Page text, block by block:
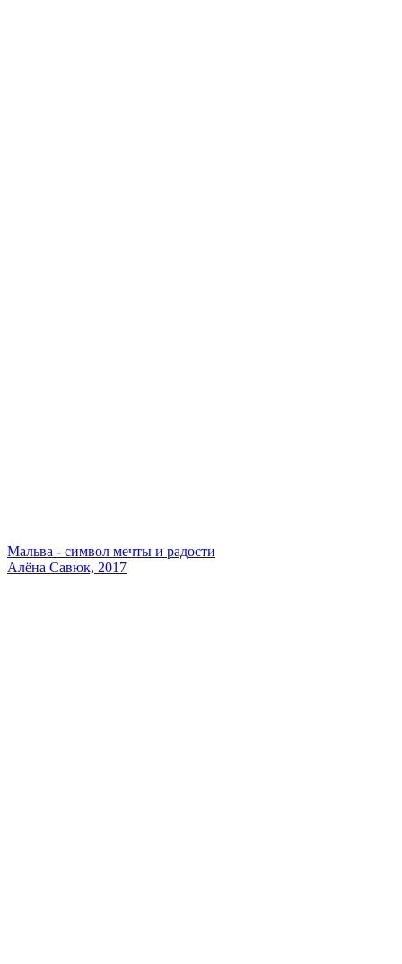
Мальва - символ мечты и радости
Алёна Савюк, 2017